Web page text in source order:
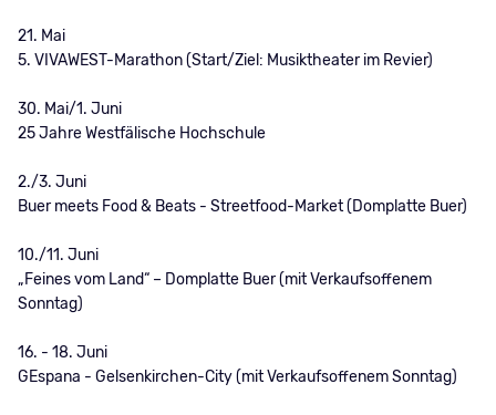
21. Mai
5. VIVAWEST-Marathon (Start/Ziel: Musiktheater im Revier)
30. Mai/1. Juni
25 Jahre Westfälische Hochschule
2./3. Juni
Buer meets Food & Beats - Streetfood-Market (Domplatte Buer)
10./11. Juni
„Feines vom Land“ – Domplatte Buer (mit Verkaufsoffenem
Sonntag)
16. - 18. Juni
GEspana - Gelsenkirchen-City (mit Verkaufsoffenem Sonntag)